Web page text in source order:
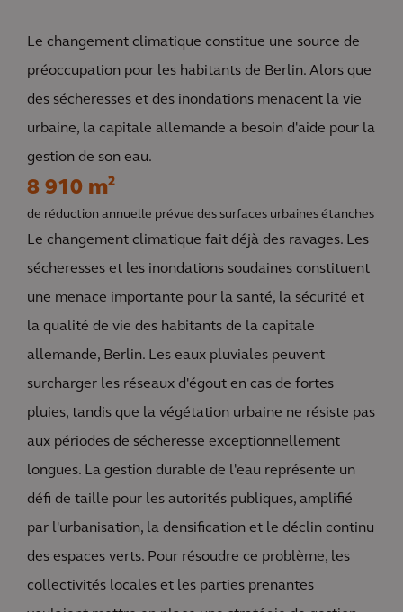
Le changement climatique constitue une source de
préoccupation pour les habitants de Berlin. Alors que
des sécheresses et des inondations menacent la vie
urbaine, la capitale allemande a besoin d'aide pour la
gestion de son eau.
8 910 m²
de réduction annuelle prévue des surfaces urbaines étanches
Le changement climatique fait déjà des ravages. Les
sécheresses et les inondations soudaines constituent
une menace importante pour la santé, la sécurité et
la qualité de vie des habitants de la capitale
allemande, Berlin. Les eaux pluviales peuvent
surcharger les réseaux d'égout en cas de fortes
pluies, tandis que la végétation urbaine ne résiste pas
aux périodes de sécheresse exceptionnellement
longues. La gestion durable de l'eau représente un
défi de taille pour les autorités publiques, amplifié
par l'urbanisation, la densification et le déclin continu
des espaces verts. Pour résoudre ce problème, les
collectivités locales et les parties prenantes